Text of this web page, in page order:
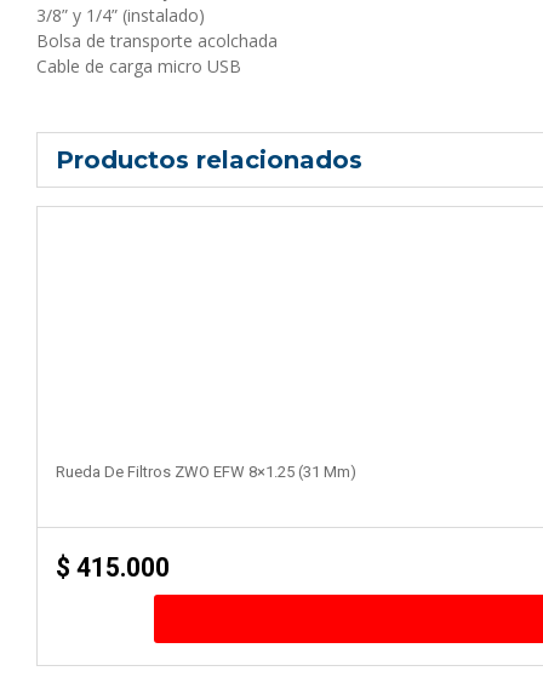
3/8” y 1/4” (instalado)
Bolsa de transporte acolchada
Cable de carga micro USB
Productos relacionados
Rueda De Filtros ZWO EFW 8×1.25 (31 Mm)
$ 415.000